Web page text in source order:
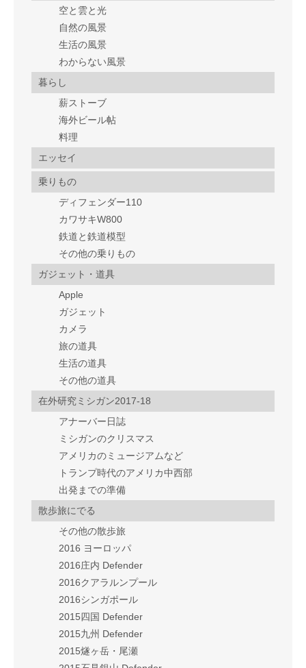
空と雲と光
自然の風景
生活の風景
わからない風景
暮らし
薪ストーブ
海外ビール帖
料理
エッセイ
乗りもの
ディフェンダー110
カワサキW800
鉄道と鉄道模型
その他の乗りもの
ガジェット・道具
Apple
ガジェット
カメラ
旅の道具
生活の道具
その他の道具
在外研究ミシガン2017-18
アナーバー日誌
ミシガンのクリスマス
アメリカのミュージアムなど
トランプ時代のアメリカ中西部
出発までの準備
散歩旅にでる
その他の散歩旅
2016 ヨーロッパ
2016庄内 Defender
2016クアラルンプール
2016シンガポール
2015四国 Defender
2015九州 Defender
2015燧ヶ岳・尾瀬